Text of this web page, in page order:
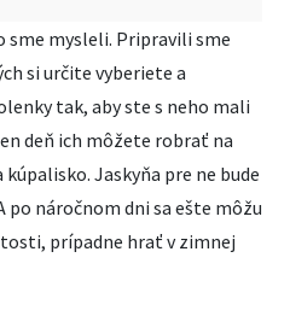
mysleli. Pripravili sme
si určite vyberiete a
tak, aby ste s neho mali
deň ich môžete robrať na
Jaskyňa pre ne bude
náročnom dni sa ešte môžu
prípadne hrať v zimnej